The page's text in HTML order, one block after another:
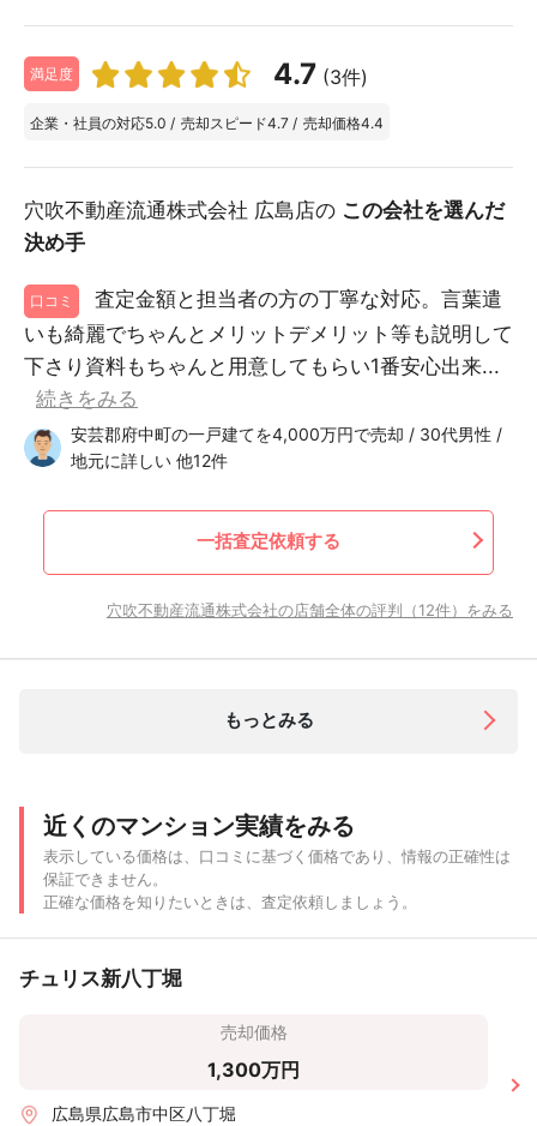
満足度 4.7 (3件)
企業・社員の対応5.0 / 売却スピード4.7 / 売却価格4.4
穴吹不動産流通株式会社 広島店の この会社を選んだ
決め手
口コミ
査定金額と担当者の方の丁寧な対応。言葉遣
いも綺麗でちゃんとメリットデメリット等も説明して
下さり資料もちゃんと用意してもらい1番安心出来...
続きをみる
安芸郡府中町の一戸建てを4,000万円で売却 / 30代男性 /
地元に詳しい 他12件
一括査定依頼する
穴吹不動産流通株式会社の店舗全体の評判（12件）をみる
もっとみる
近くのマンション実績をみる
表示している価格は、口コミに基づく価格であり、情報の正確性は
保証できません。
正確な価格を知りたいときは、査定依頼しましょう。
チュリス新八丁堀
売却価格
1,300万円
広島県広島市中区八丁堀